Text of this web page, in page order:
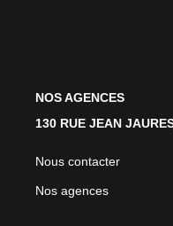
NOS AGENCES
130 RUE JEAN
Nous contacter
Nos agences